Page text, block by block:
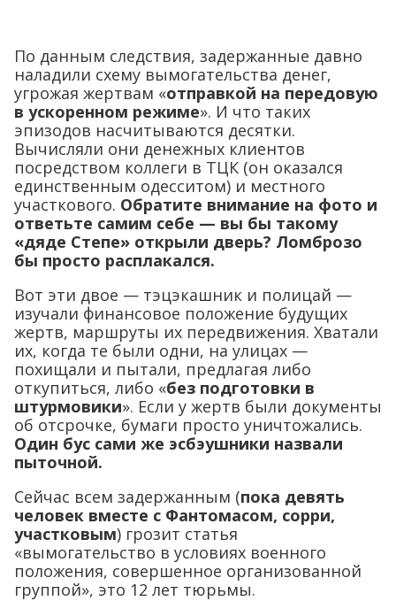
По данным следствия, задержанные давно
наладили схему вымогательства денег,
угрожая жертвам «отправкой на передовую
в ускоренном режиме». И что таких
эпизодов насчитываются десятки.
Вычисляли они денежных клиентов
посредством коллеги в ТЦК (он оказался
единственным одесситом) и местного
участкового. Обратите внимание на фото и
ответьте самим себе — вы бы такому
«дяде Степе» открыли дверь? Ломброзо
бы просто расплакался.
Вот эти двое — тэцэкашник и полицай —
изучали финансовое положение будущих
жертв, маршруты их передвижения. Хватали
их, когда те были одни, на улицах —
похищали и пытали, предлагая либо
откупиться, либо «без подготовки в
штурмовики». Если у жертв были документы
об отсрочке, бумаги просто уничтожались.
Один бус сами же эсбэушники назвали
пыточной.
Сейчас всем задержанным (пока девять
человек вместе с Фантомасом, сорри,
участковым) грозит статья
«вымогательство в условиях военного
положения, совершенное организованной
группой», это 12 лет тюрьмы.